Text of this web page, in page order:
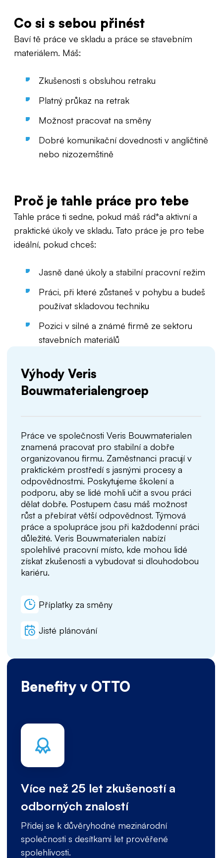
Co si s sebou přinést
Baví tě práce ve skladu a práce se stavebním
materiálem. Máš:
Zkušenosti s obsluhou retraku
Platný průkaz na retrak
Možnost pracovat na směny
Dobré komunikační dovednosti v angličtině
nebo nizozemštině
Proč je tahle práce pro tebe
Tahle práce ti sedne, pokud máš rád*a aktivní a
praktické úkoly ve skladu. Tato práce je pro tebe
ideální, pokud chceš:
Jasně dané úkoly a stabilní pracovní režim
Práci, při které zůstaneš v pohybu a budeš
používat skladovou techniku
Pozici v silné a známé firmě ze sektoru
stavebních materiálů
Výhody Veris
Bouwmaterialengroep
Práce ve společnosti Veris Bouwmaterialen
znamená pracovat pro stabilní a dobře
organizovanou firmu. Zaměstnanci pracují v
praktickém prostředí s jasnými procesy a
odpovědnostmi. Poskytujeme školení a
podporu, aby se lidé mohli učit a svou práci
dělat dobře. Postupem času máš možnost
růst a přebírat větší odpovědnost. Týmová
práce a spolupráce jsou při každodenní práci
důležité. Veris Bouwmaterialen nabízí
spolehlivé pracovní místo, kde mohou lidé
získat zkušenosti a vybudovat si dlouhodobou
kariéru.
Příplatky za směny
Jisté plánování
Benefity v OTTO
Více než 25 let zkušeností a
odborných znalostí
Přidej se k důvěryhodné mezinárodní
společnosti s desítkami let prověřené
spolehlivosti.